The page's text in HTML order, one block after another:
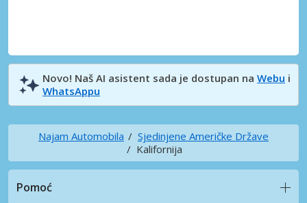
Novo! Naš AI asistent sada je dostupan na Webu i
WhatsAppu
Najam Automobila
Sjedinjene Američke Države
Kalifornija
Pomoć